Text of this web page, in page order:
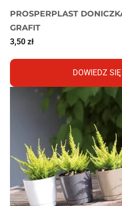
PROSPERPLAST
GRAFIT
3,50 zł
DOWIEDZ